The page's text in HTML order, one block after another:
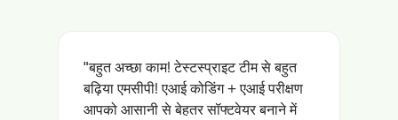
"बहुत अच्छा काम! टेस्टस्प्राइट टीम से बहुत
बढ़िया एमसीपी! एआई कोडिंग + एआई परीक्षण
आपको आसानी से बेहतर सॉफ्टवेयर बनाने में